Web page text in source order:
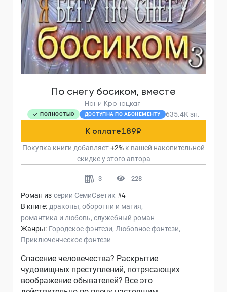
По снегу босиком, вместе
Нани Кроноцкая
ПОЛНОСТЬЮ ДОСТУПНА ПО АБОНЕМЕНТУ 635.4K зн.
К оплате189₽
Покупка книги добавляет+2% к вашей накопительной
скидке у этого автора
3 228
Роман из серии СемиСветик #4
В книге: драконы оборотни и магия
романтика и любовь служебный роман
Жанры: Городское фэнтези Любовное фэнтези
Приключенческое фэнтези
Спасение человечества? Раскрытие
чудовищных преступлений, потрясающих
воображение обывателей? Все это